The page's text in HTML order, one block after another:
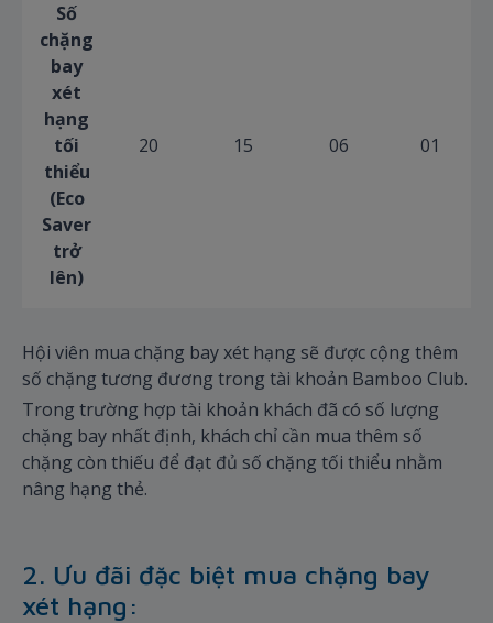
Số
chặng
bay
xét
hạng
tối
thiểu
(Eco
Saver
trở
lên)
20 15 06 01
Hội viên mua chặng bay xét hạng sẽ được cộng thêm
số chặng tương đương trong tài khoản Bamboo Club.
Trong trường hợp tài khoản khách đã có số lượng
chặng bay nhất định, khách chỉ cần mua thêm số
chặng còn thiếu để đạt đủ số chặng tối thiểu nhằm
nâng hạng thẻ.
2. Ưu đãi đặc biệt mua chặng bay
xét hạng: